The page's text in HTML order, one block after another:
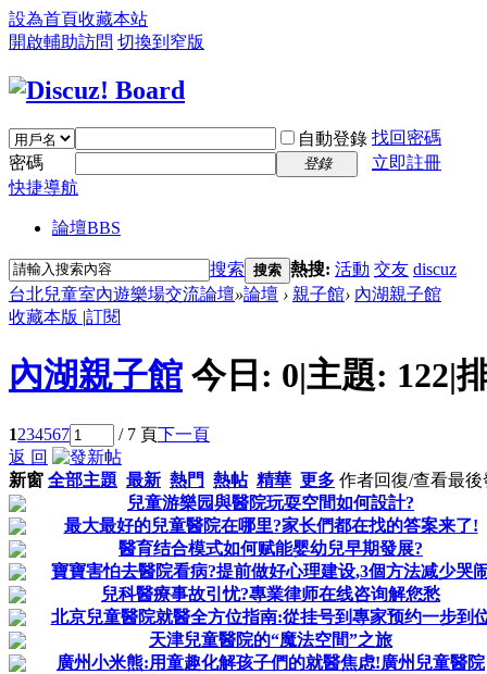
設為首頁收藏本站
開啟輔助訪問 切換到窄版
自動登錄 找回密碼
密碼
登錄
立即註冊
快捷導航
論壇BBS
搜索 搜索 熱搜: 活動 交友 discuz
台北兒童室內遊樂場交流論壇»論壇 › 親子館› 內湖親子館
收藏本版 |訂閱
內湖親子館 今日: 0|主題: 122|
1234567 / 7 頁下一頁
返 回
新窗 全部主題 最新 熱門 熱帖 精華 更多 作者回復/查看最後
兒童游樂园與醫院玩耍空間如何設計?
最大最好的兒童醫院在哪里?家长們都在找的答案来了!
醫育结合模式如何赋能婴幼兒早期發展?
寶寶害怕去醫院看病?提前做好心理建设,3個方法减少哭
兒科醫療事故引忧?專業律师在线咨询解您愁
北京兒童醫院就醫全方位指南:從挂号到專家预约一步到
天津兒童醫院的“魔法空間”之旅
廣州小米熊:用童趣化解孩子們的就醫焦虑!廣州兒童醫院